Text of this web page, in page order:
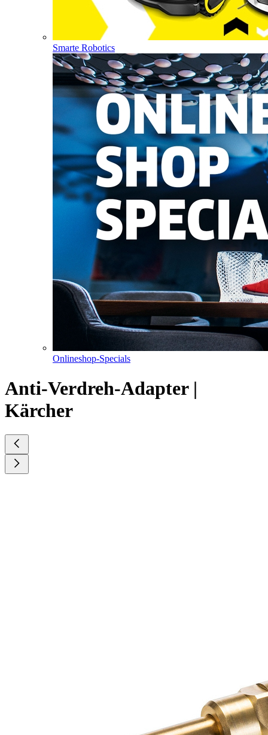
Smarte Robotics
Onlineshop-Specials
Anti-Verdreh-Adapter |
Kärcher